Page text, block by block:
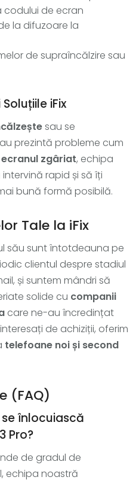
codului de ecran
la difuzoare la
de supraîncălzire sau
iFix
sau se
prezintă probleme cum
zgâriat, echipa
rapid și să îți
bună formă posibilă.
Tale la iFix
său sunt întotdeauna pe
clientul despre stadiul
și suntem mândri să
solide cu companii
care ne-au încredințat
de achiziții, oferim
telefoane noi și second
(FAQ)
înlocuiască
Pro?
de gradul de
echipa noastră